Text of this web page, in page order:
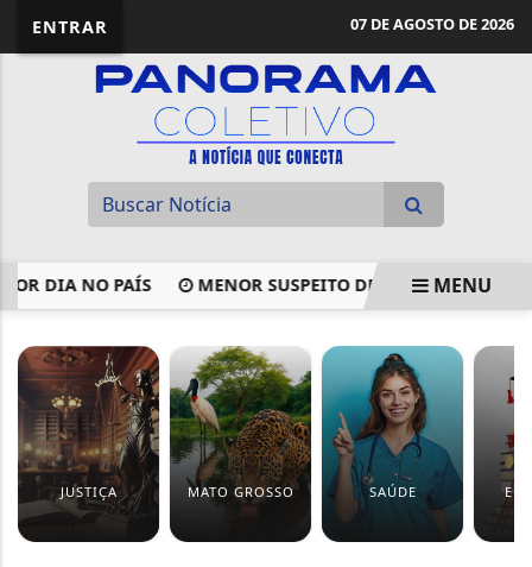
ENTRAR 07 DE AGOSTO DE 2026
DIA NO PAÍS MENOR SUSPEITO DE INTEGRAR FACÇÃO
MENU
JUSTIÇA MATO GROSSO SAÚDE